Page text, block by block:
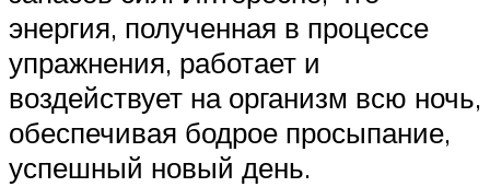
энергия, полученная в процессе
упражнения, работает и
воздействует на организм всю ночь,
обеспечивая бодрое просыпание,
успешный новый день.